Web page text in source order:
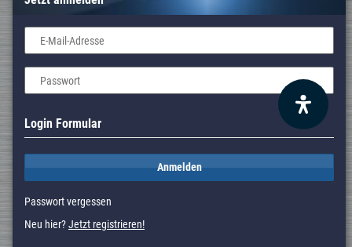
E-Mail-Adresse
Passwort
Login Formular
Anmelden
Passwort vergessen
Neu hier?Jetzt registrieren!